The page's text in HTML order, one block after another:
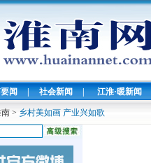
闻 | 社会新闻 | 江淮·暖新闻
> 乡村美如画 产业兴如歌